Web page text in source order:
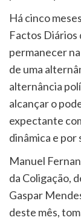
Há cinco
Factos Diários
permanecer
de uma
alternância
alcançar o
expectante
dinâmica e por
Manuel
da Coligação,
Gaspar
deste mês,